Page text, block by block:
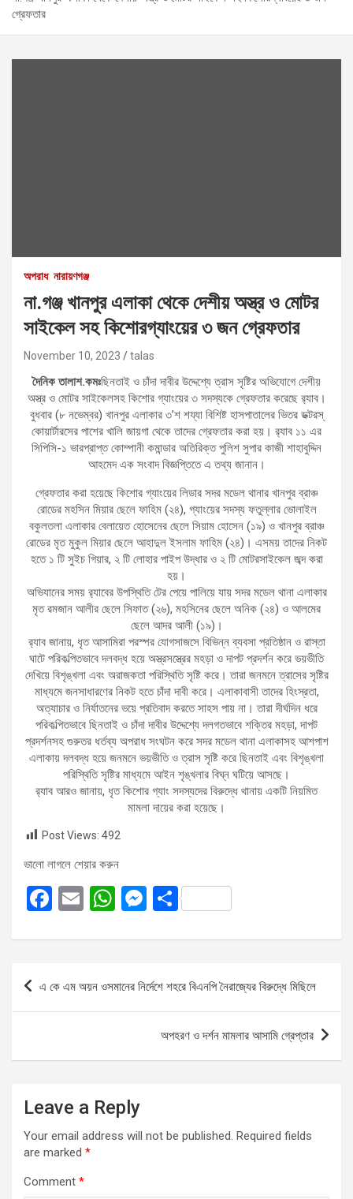
গ্রেফতার
অপরাধ নারায়ণগঞ্জ
না.গঞ্জ খানপুর এলাকা থেকে দেশীয় অস্ত্র ও মোটর
সাইকেল সহ কিশোরগ্যাংয়ের ৩ জন গ্রেফতার
November 10, 2023 talas
দৈনিক তালাশ.কমঃছিনতাই ও চাঁদা দাবীর উদ্দেশ্যে ত্রাস সৃষ্টির অভিযোগে দেশীয়
অস্ত্র ও মোটর সাইকেলসহ কিশোর গ্যাংয়ের ৩ সদস্যকে গ্রেফতার করেছে র‍্যাব।
বুধবার (৮ নভেম্বর) খানপুর এলাকার ৩’শ শয্যা বিশিষ্ট হাসপাতালের ভিতর ডক্টরস্
কোয়ার্টারসের পাশের খালি জায়গা থেকে তাদের গ্রেফতার করা হয়। র‍্যাব ১১ এর
সিপিসি-১ ভারপ্রাপ্ত কোম্পানী কমান্ডার অতিরিক্ত পুলিশ সুপার কাজী শাহাবুদ্দিন
আহমেদ এক সংবাদ বিজ্ঞপ্তিতে এ তথ্য জানান।
গ্রেফতার করা হয়েছে কিশোর গ্যাংয়ের লিডার সদর মডেল থানার খানপুর ব্রাঞ্চ
রোডের মহসিন মিয়ার ছেলে ফাহিম (২৪), গ্যাংয়ের সদস্য ফতুল্লার ভোলাইল
বকুলতলা এলাকার বেলায়েত হোসেনের ছেলে সিয়াম হোসেন (১৯) ও খানপুর ব্রাঞ্চ
রোডের মৃত মুকুল মিয়ার ছেলে আহাদুল ইসলাম ফাহিম (২৪)। এসময় তাদের নিকট
হতে ১ টি সুইচ গিয়ার, ২ টি লোহার পাইপ উদ্ধার ও ২ টি মোটরসাইকেল জব্দ করা
হয়।
অভিযানের সময় র‍্যাবের উপস্থিতি টের পেয়ে পালিয়ে যায় সদর মডেল থানা এলাকার
মৃত রমজান আলীর ছেলে সিফাত (২৬), মহসিনের ছেলে অনিক (২৪) ও আলমের
ছেলে আদর আলী (১৯)।
র‍্যাব জানায়, ধৃত আসামিরা পরস্পর যোগসাজসে বিভিন্ন ব্যবসা প্রতিষ্ঠান ও রাস্তা
ঘাটে পরিকল্পিতভাবে দলবদ্ধ হয়ে অস্ত্রসস্ত্রের মহড়া ও দাপট প্রদর্শন করে ভয়ভীতি
দেখিয়ে বিশৃঙ্খলা এবং অরাজকতা পরিস্থিতি সৃষ্টি করে। তারা জনমনে ত্রাসের সৃষ্টির
মাধ্যমে জনসাধারণের নিকট হতে চাঁদা দাবী করে। এলাকাবাসী তাদের হিংস্রতা,
অত্যাচার ও নির্যাতনের ভয়ে প্রতিবাদ করতে সাহস পায় না। তারা দীর্ঘদিন ধরে
পরিকল্পিতভাবে ছিনতাই ও চাঁদা দাবীর উদ্দেশ্যে দলগতভাবে শক্তির মহড়া, দাপট
প্রদর্শনসহ গুরুতর ধর্তব্য অপরাধ সংঘটন করে সদর মডেল থানা এলাকাসহ আশপাশ
এলাকায় দলবদ্ধ হয়ে জনমনে ভয়ভীতি ও ত্রাস সৃষ্টি করে ছিনতাই এবং বিশৃঙ্খলা
পরিস্থিতি সৃষ্টির মাধ্যমে আইন শৃঙ্খলার বিঘ্ন ঘটিয়ে আসছে।
র‍্যাব আরও জানায়, ধৃত কিশোর গ্যাং সদস্যদের বিরুদ্ধে থানায় একটি নিয়মিত
মামলা দায়ের করা হয়েছে।
Post Views: 492
ভালো লাগলে শেয়ার করুন
F
ce
o
E
ail
W
at
A
M
se
n
g
er
S
ar
e
Post
এ কে এম অয়ন ওসমানের নির্দেশে শহরে বিএনপি নৈরাজ্যের বিরুদ্ধে মিছিলে
অপহরণ ও দর্শন মামলার আসামি গ্রেপ্তার
Leave a Reply
Your email address will not be published. Required fields
are marked *
Comment *